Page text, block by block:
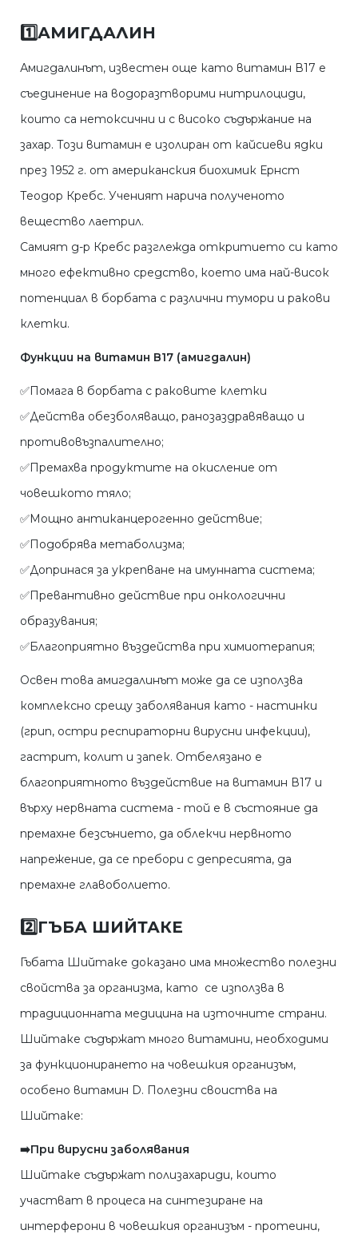
1️⃣АМИГДАЛИН
Амигдалинът, известен още като витамин В17 е
съединение на водоразтворими нитрилоциди,
които са нетоксични и с високо съдържание на
захар. Този витамин е изолиран от кайсиеви ядки
през 1952 г. от американския биохимик Ернст
Теодор Кребс. Ученият нарича полученото
вещество лаетрил.
Самият д-р Кребс разглежда откритието си като
много ефективно средство, което има най-висок
потенциал в борбата с различни тумори и ракови
клетки.
Функции на витамин В17 (амигдалин)
✅Помага в борбата с раковите клетки
✅Действа обезболяващо, ранозаздравяващо и
противовъзпалително;
✅Премахва продуктите на окисление от
човешкото тяло;
✅Мощно антиканцерогенно действие;
✅Подобрява метаболизма;
✅Допринася за укрепване на имунната система;
✅Превантивно действие при онкологични
образувания;
✅Благоприятно въздейства при химиотерапия;
Освен това амигдалинът може да се използва
комплексно срещу заболявания като - настинки
(грип, остри респираторни вирусни инфекции),
гастрит, колит и запек. Отбелязано е
благоприятното въздействие на витамин В17 и
върху нервната система - той е в състояние да
премахне безсънието, да облекчи нервното
напрежение, да се пребори с депресията, да
премахне главоболието.
2️⃣ГЪБА ШИЙТАКЕ
Гъбата Шийтаке доказано има множество полезни
свойства за организма, като се използва в
традиционната медицина на източните страни.
Шийтаке съдържат много витамини, необходими
за функционирането на човешкия организъм,
особено витамин D. Полезни своиства на
Шийтаке:
➡️При вирусни заболявания
Шийтаке съдържат полизахариди, които
участват в процеса на синтезиране на
интерферони в човешкия организъм - протеини,